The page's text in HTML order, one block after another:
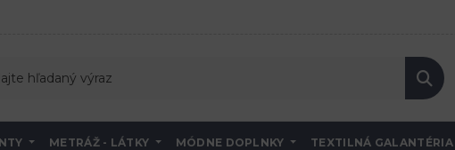
METRÁŽ - LÁTKY MÓDNE DOPLNKY TEXTILNÁ GALANTÉRIA